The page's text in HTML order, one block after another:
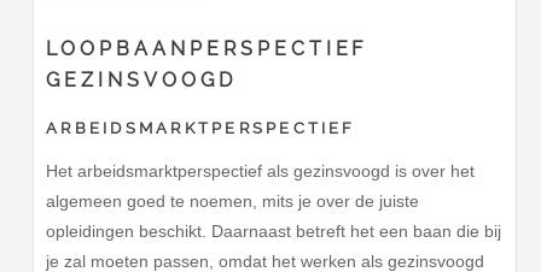
LOOPBAANPERSPECTIEF
GEZINSVOOGD
ARBEIDSMARKTPERSPECTIEF
Het arbeidsmarktperspectief als gezinsvoogd is over het
algemeen goed te noemen, mits je over de juiste
opleidingen beschikt. Daarnaast betreft het een baan die bij
je zal moeten passen, omdat het werken als gezinsvoogd